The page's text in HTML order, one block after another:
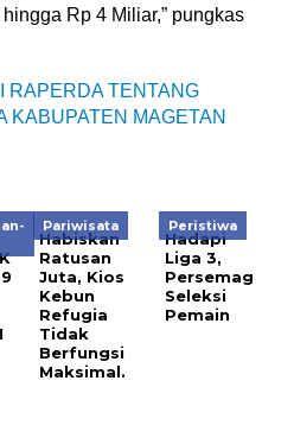
Rp 4 Miliar,” pungkas
RAPERDA TENTANG
KABUPATEN MAGETAN
Pariwisata
Habiskan
Ratusan
Juta, Kios
Kebun
Refugia
Tidak
Berfungsi
Maksimal.
Peristiwa
Hadapi
Liga 3,
Persemag
Seleksi
Pemain